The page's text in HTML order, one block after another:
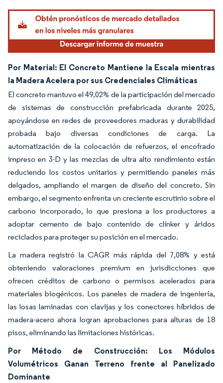
Por Material: El Concreto Mantiene la Escala mientras
la Madera Acelera por sus Credenciales Climáticas
El concreto mantuvo el 49,02% de la participación del mercado
de sistemas de construcción prefabricada durante 2025,
apoyándose en redes de proveedores maduras y durabilidad
probada bajo diversas condiciones de carga. La
automatización de la colocación de refuerzos, el encofrado
impreso en 3-D y las mezclas de ultra alto rendimiento están
reduciendo los costos unitarios y permitiendo paneles más
delgados, ampliando el margen de diseño del concreto. Sin
embargo, el segmento enfrenta un creciente escrutinio sobre el
carbono incorporado, lo que presiona a los productores a
adoptar cemento de bajo contenido de clínker y áridos
reciclados para proteger su posición en el mercado.
La madera registró la CAGR más rápida del 7,08% y está
obteniendo valoraciones premium en jurisdicciones que
ofrecen créditos de carbono o permisos acelerados para
materiales biogénicos. Los paneles de madera de ingeniería,
las losas laminadas con clavijas y los conectores híbridos de
madera-acero ahora logran aprobaciones para alturas de 18
pisos, eliminando las limitaciones históricas.
Por Método de Construcción: Los Módulos
Volumétricos Ganan Terreno frente al Panelizado
Dominante